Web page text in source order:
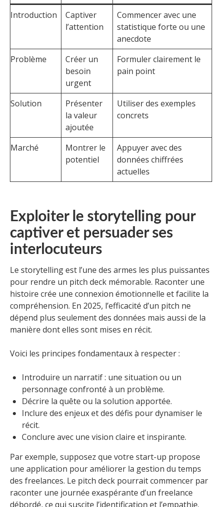
Introduction
Captiver
l’attention
Commencer avec une
statistique forte ou une
anecdote
Problème
Créer un
besoin
urgent
Formuler clairement le
pain point
Solution
Présenter
la valeur
ajoutée
Utiliser des exemples
concrets
Marché
Montrer le
potentiel
Appuyer avec des
données chiffrées
actuelles
Exploiter le storytelling pour
captiver et persuader ses
interlocuteurs
Le storytelling est l’une des armes les plus puissantes
pour rendre un pitch deck mémorable. Raconter une
histoire crée une connexion émotionnelle et facilite la
compréhension. En 2025, l’efficacité d’un pitch ne
dépend plus seulement des données mais aussi de la
manière dont elles sont mises en récit.
Voici les principes fondamentaux à respecter :
Introduire un narratif : une situation ou un
personnage confronté à un problème.
Décrire la quête ou la solution apportée.
Inclure des enjeux et des défis pour dynamiser le
récit.
Conclure avec une vision claire et inspirante.
Par exemple, supposez que votre start-up propose
une application pour améliorer la gestion du temps
des freelances. Le pitch deck pourrait commencer par
raconter une journée exaspérante d’un freelance
débordé, ce qui suscite l’identification et l’empathie.